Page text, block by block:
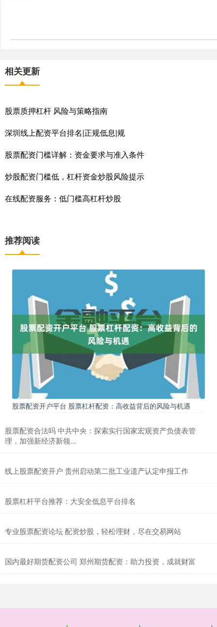
相关更新
股票质押杠杆 风险与策略指南
深圳线上配资平台排名|正规低息|规
股票配资门槛详解：资金要求与准入条件
炒股配资门槛低，杠杆资金炒股风险提示
在线配资服务：低门槛高杠杆炒股
推荐阅读
股票配资开户平台 股票杠杆配资：高收益背后的风险与机遇
股票配资合法吗 中共中央：探索实行国家宏观资产负债表管
理，加强新经济新领...
线上股票配资开户 贵州启动第二批工业遗产认定申报工作
股票杠杆平台推荐：大安全低息平台排名
专业股票配资论坛 配资炒股，轻松理财，尽在交易网站
国内最好期货配资公司 郑州期货配资：助力投资，成就财富